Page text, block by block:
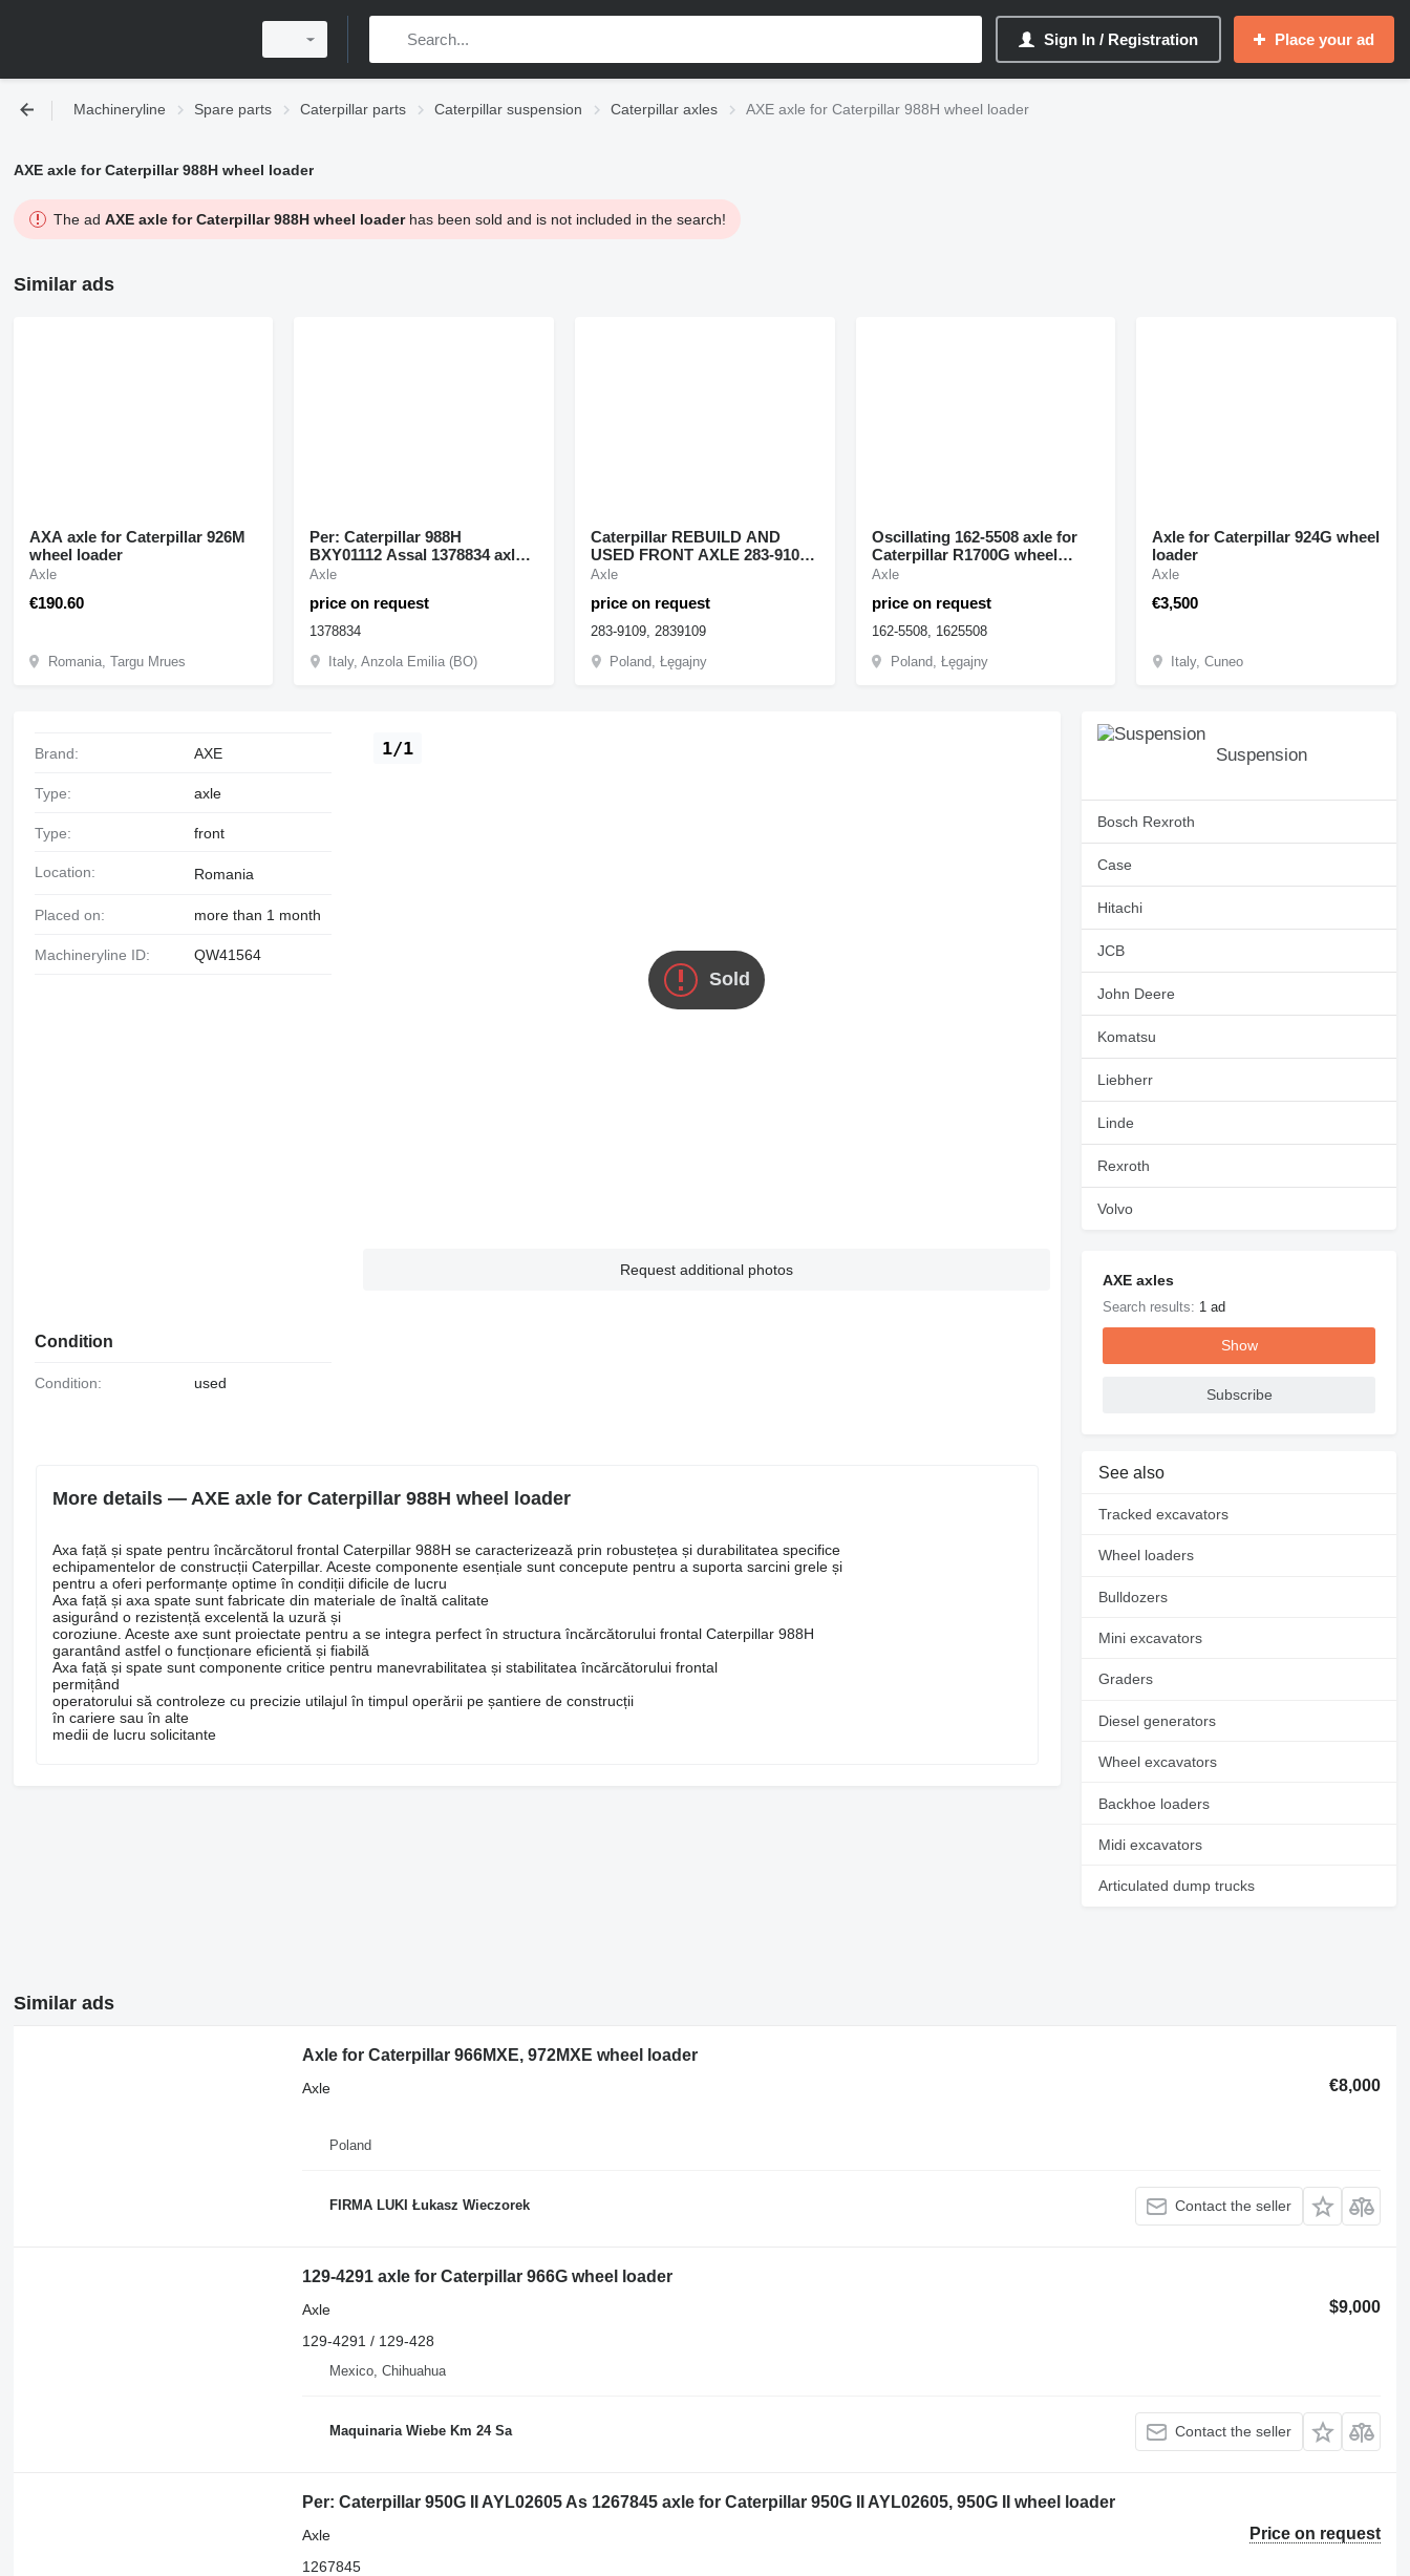
Sign In / Registration Place your ad
Machineryline Spare parts Caterpillar parts Caterpillar suspension Caterpillar axles AXE axle for Caterpillar 988H wheel loader
AXE axle for Caterpillar 988H wheel loader
The ad AXE axle for Caterpillar 988H wheel loaderhas been sold and is not included in the search!
Similar ads
AXA axle for Caterpillar 926M
wheel loader
€190.60
Axle
Romania, Targu Mrues
Per: Caterpillar 988H
BXY01112 Assal 1378834 axle
for Caterpillar 988H wheel
price on request
Axle
1378834
Italy, Anzola Emilia (BO)
Caterpillar REBUILD AND
USED FRONT AXLE 283-9109
for Caterpillar R2900G wheel
price on request
Axle
283-9109, 2839109
Poland, Łęgajny
Oscillating 162-5508 axle for
Caterpillar R1700G wheel
loader
price on request
Axle
162-5508, 1625508
Poland, Łęgajny
Axle for Caterpillar 924G wheel
loader
€3,500
Axle
Italy, Cuneo
Sold
1/1
Request additional photos
Brand: AXE
Type: axle
Type: front
Location: Romania
Placed on: more than 1 month
Machineryline ID: QW41564
Condition
Condition: used
More details — AXE axle for Caterpillar 988H wheel loader
Axa față și spate pentru încărcătorul frontal Caterpillar 988H se caracterizează prin robustețea și durabilitatea specifice
echipamentelor de construcții Caterpillar. Aceste componente esențiale sunt concepute pentru a suporta sarcini grele și
pentru a oferi performanțe optime în condiții dificile de lucru
Axa față și axa spate sunt fabricate din materiale de înaltă calitate
asigurând o rezistență excelentă la uzură și
coroziune. Aceste axe sunt proiectate pentru a se integra perfect în structura încărcătorului frontal Caterpillar 988H
garantând astfel o funcționare eficientă și fiabilă
Axa față și spate sunt componente critice pentru manevrabilitatea și stabilitatea încărcătorului frontal
permițând
operatorului să controleze cu precizie utilajul în timpul operării pe șantiere de construcții
în cariere sau în alte
medii de lucru solicitante
Suspension
Bosch Rexroth
Case
Hitachi
JCB
John Deere
Komatsu
Liebherr
Linde
Rexroth
Volvo
AXE axles
Search results: 1 ad
Show
Subscribe
See also
Tracked excavators
Wheel loaders
Bulldozers
Mini excavators
Graders
Diesel generators
Wheel excavators
Backhoe loaders
Midi excavators
Articulated dump trucks
Similar ads
Axle for Caterpillar 966MXE, 972MXE wheel loader
€8,000
Axle
Poland
FIRMA LUKI Łukasz Wieczorek Contact the seller
129-4291 axle for Caterpillar 966G wheel loader
$9,000
Axle
129-4291 / 129-428
Mexico, Chihuahua
Maquinaria Wiebe Km 24 Sa Contact the seller
Per: Caterpillar 950G II AYL02605 As 1267845 axle for Caterpillar 950G II AYL02605, 950G II wheel loader
Price on request
Axle
1267845